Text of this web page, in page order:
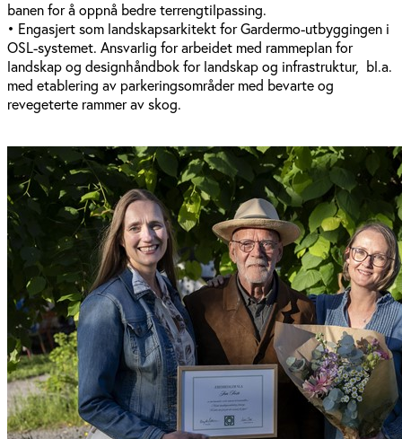
banen for å oppnå bedre terrengtilpassing.
• Engasjert som landskapsarkitekt for Gardermo-utbyggingen i
OSL-systemet. Ansvarlig for arbeidet med rammeplan for
landskap og designhåndbok for landskap og infrastruktur, bl.a.
med etablering av parkeringsområder med bevarte og
revegeterte rammer av skog.